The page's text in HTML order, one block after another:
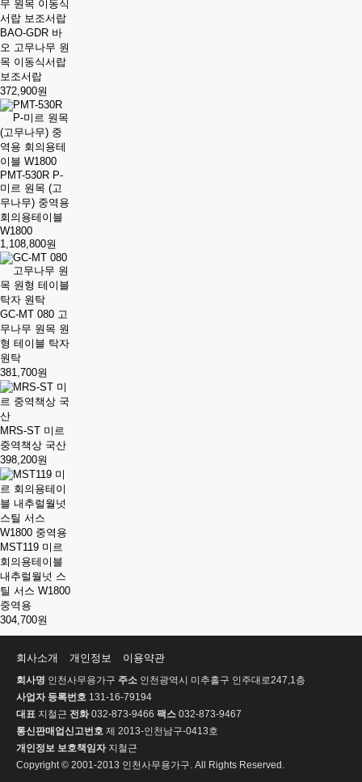
BAO-GDR 바
오 고무나무 원
목 이동식서랍
보조서랍
372,900원
PMT-530R P-
미르 원목 (고
무나무) 중역용
회의용테이블
W1800
1,108,800원
GC-MT 080 고
무나무 원목 원
형 테이블 탁자
원탁
381,700원
MRS-ST 미르
중역책상 국산
398,200원
MST119 미르
회의용테이블
내추럴월넛 스
틸 서스 W1800
중역용
304,700원
회사소개 개인정보 이용약관
회사명 인천사무용가구 주소 인천광역시 미추홀구 인주대로247,1층
사업자 등록번호 131-16-79194
대표 지철근 전화032-873-9466 팩스 032-873-9467
통신판매업신고번호 제 2013-인천남구-0413호
개인정보 보호책임자지철근
Copyright © 2001-2013 인천사무용가구. All Rights Reserved.